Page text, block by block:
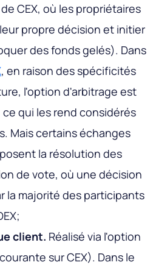
CEX, où les propriétaires
propre décision et initier
des fonds gelés). Dans
, en raison des spécificités
l'option d'arbitrage est
qui les rend considérés
Mais certains échanges
la résolution des
de vote, où une décision
la majorité des participants
client. Réalisé via l'option
sur CEX). Dans le